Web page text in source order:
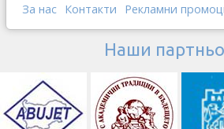
За нас Контакти Рекламни
Наши